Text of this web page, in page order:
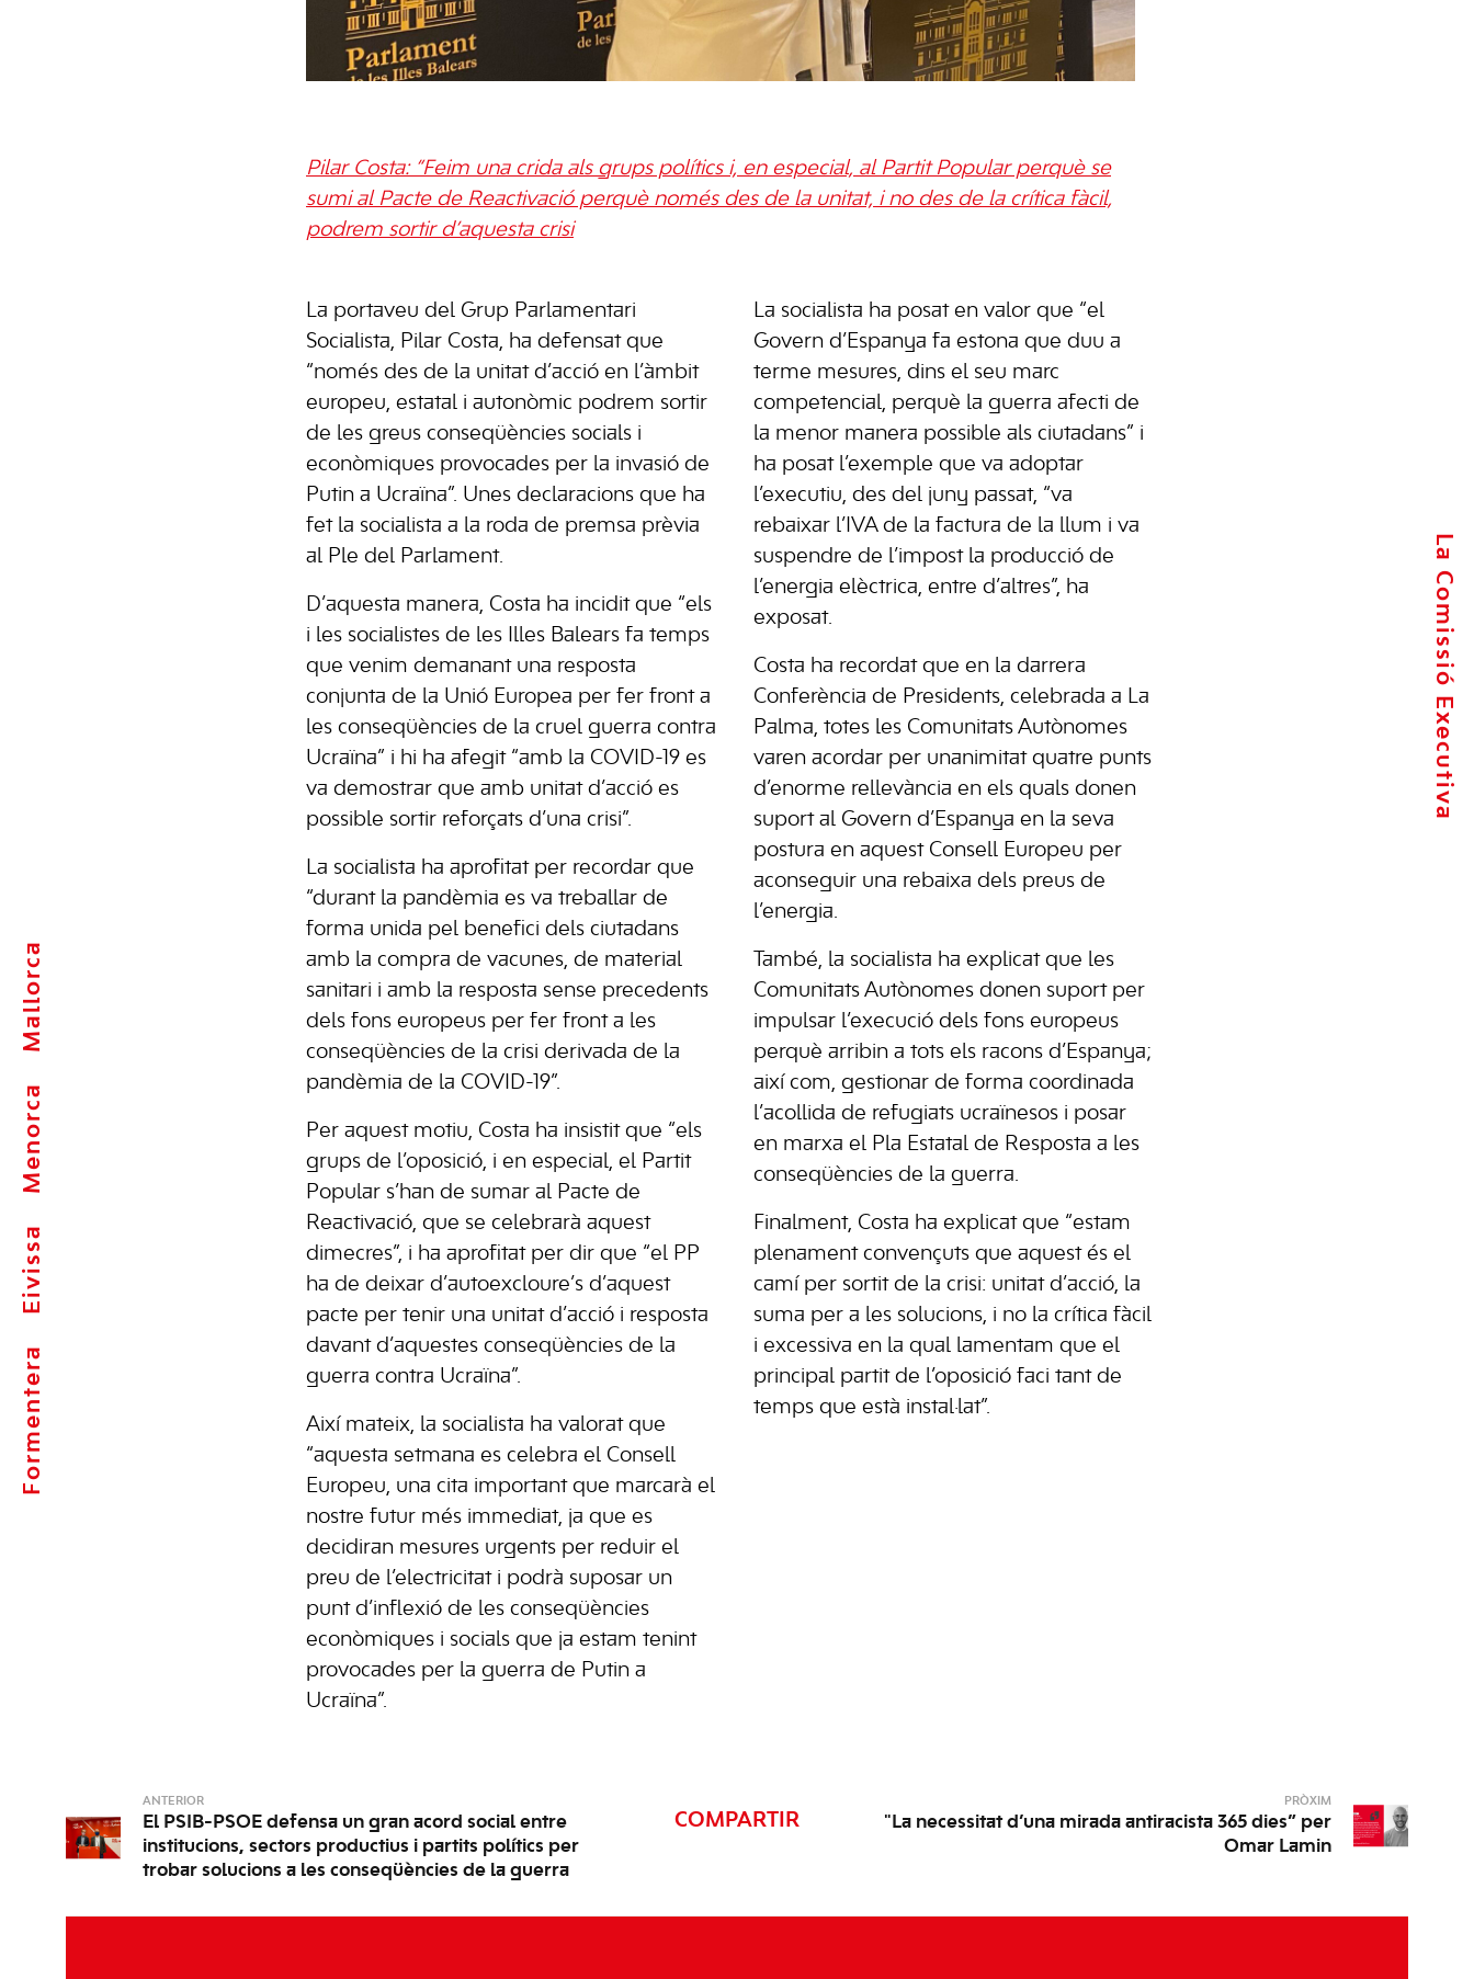
Formentera
Eivissa
Menorca
Mallorca
La Comissió Executiva
Pilar Costa: “Feim una crida als grups polítics i, en especial, al Partit Popular perquè se
sumi al Pacte de Reactivació perquè només des de la unitat, i no des de la crítica fàcil,
podrem sortir d’aquesta crisi
La portaveu del Grup Parlamentari
Socialista, Pilar Costa, ha defensat que
“només des de la unitat d’acció en l’àmbit
europeu, estatal i autonòmic podrem sortir
de les greus conseqüències socials i
econòmiques provocades per la invasió de
Putin a Ucraïna”. Unes declaracions que ha
fet la socialista a la roda de premsa prèvia
al Ple del Parlament.
D’aquesta manera, Costa ha incidit que “els
i les socialistes de les Illes Balears fa temps
que venim demanant una resposta
conjunta de la Unió Europea per fer front a
les conseqüències de la cruel guerra contra
Ucraïna” i hi ha afegit “amb la COVID-19 es
va demostrar que amb unitat d’acció es
possible sortir reforçats d’una crisi”.
La socialista ha aprofitat per recordar que
“durant la pandèmia es va treballar de
forma unida pel benefici dels ciutadans
amb la compra de vacunes, de material
sanitari i amb la resposta sense precedents
dels fons europeus per fer front a les
conseqüències de la crisi derivada de la
pandèmia de la COVID-19”.
Per aquest motiu, Costa ha insistit que “els
grups de l’oposició, i en especial, el Partit
Popular s’han de sumar al Pacte de
Reactivació, que se celebrarà aquest
dimecres”, i ha aprofitat per dir que “el PP
ha de deixar d’autoexcloure’s d’aquest
pacte per tenir una unitat d’acció i resposta
davant d’aquestes conseqüències de la
guerra contra Ucraïna”.
Així mateix, la socialista ha valorat que
“aquesta setmana es celebra el Consell
Europeu, una cita important que marcarà el
nostre futur més immediat, ja que es
decidiran mesures urgents per reduir el
preu de l’electricitat i podrà suposar un
punt d’inflexió de les conseqüències
econòmiques i socials que ja estam tenint
provocades per la guerra de Putin a
Ucraïna”.
La socialista ha posat en valor que “el
Govern d’Espanya fa estona que duu a
terme mesures, dins el seu marc
competencial, perquè la guerra afecti de
la menor manera possible als ciutadans” i
ha posat l’exemple que va adoptar
l’executiu, des del juny passat, “va
rebaixar l’IVA de la factura de la llum i va
suspendre de l’impost la producció de
l’energia elèctrica, entre d’altres”, ha
exposat.
Costa ha recordat que en la darrera
Conferència de Presidents, celebrada a La
Palma, totes les Comunitats Autònomes
varen acordar per unanimitat quatre punts
d’enorme rellevància en els quals donen
suport al Govern d’Espanya en la seva
postura en aquest Consell Europeu per
aconseguir una rebaixa dels preus de
l’energia.
També, la socialista ha explicat que les
Comunitats Autònomes donen suport per
impulsar l’execució dels fons europeus
perquè arribin a tots els racons d’Espanya;
així com, gestionar de forma coordinada
l’acollida de refugiats ucraïnesos i posar
en marxa el Pla Estatal de Resposta a les
conseqüències de la guerra.
Finalment, Costa ha explicat que “estam
plenament convençuts que aquest és el
camí per sortit de la crisi: unitat d’acció, la
suma per a les solucions, i no la crítica fàcil
i excessiva en la qual lamentam que el
principal partit de l’oposició faci tant de
temps que està instal·lat”.
ANTERIOR
El PSIB-PSOE defensa un gran acord social entre
institucions, sectors productius i partits polítics per
trobar solucions a les conseqüències de la guerra
COMPARTIR
PRÒXIM
"La necessitat d’una mirada antiracista 365 dies” per
Omar Lamin